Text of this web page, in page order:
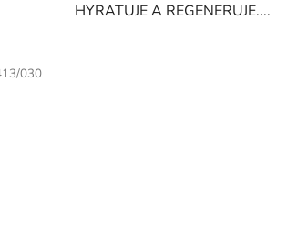
HYRATUJE A REGENERUJE....
030